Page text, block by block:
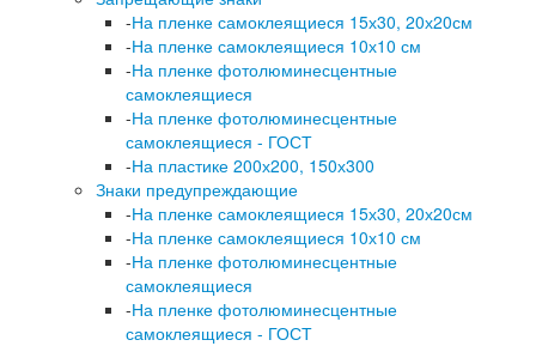
-На пленке самоклеящиеся 15х30, 20х20см
-На пленке самоклеящиеся 10х10 см
-На пленке фотолюминесцентные
самоклеящиеся
-На пленке фотолюминесцентные
самоклеящиеся - ГОСТ
-На пластике 200х200, 150х300
Знаки предупреждающие
-На пленке самоклеящиеся 15х30, 20х20см
-На пленке самоклеящиеся 10х10 см
-На пленке фотолюминесцентные
самоклеящиеся
-На пленке фотолюминесцентные
самоклеящиеся - ГОСТ